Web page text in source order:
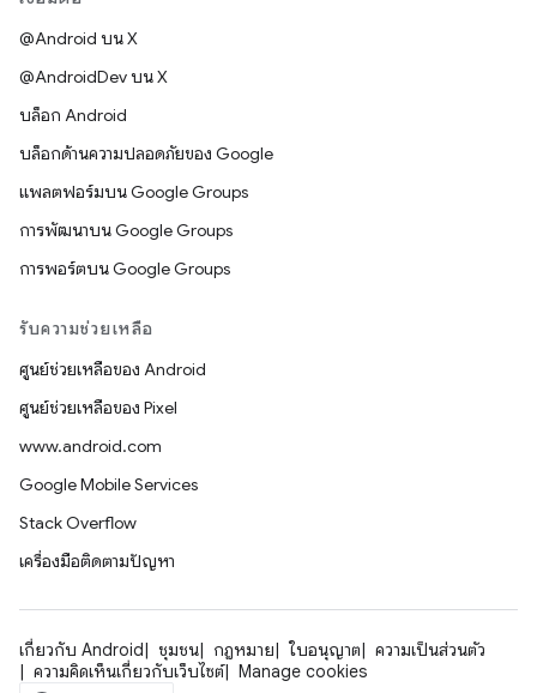
@Android บน X
@AndroidDev บน X
บล็อก Android
บล็อกด้านความปลอดภัยของ Google
แพลตฟอร์มบน Google Groups
การพัฒนาบน Google Groups
การพอร์ตบน Google Groups
รับความช่วยเหลือ
ศูนย์ช่วยเหลือของ Android
ศูนย์ช่วยเหลือของ Pixel
www.android.com
Google Mobile Services
Stack Overflow
เครื่องมือติดตามปัญหา
เกี่ยวกับ Android ชุมชน กฎหมาย ใบอนุญาต
ความเป็นส่วนตัว
ความคิดเห็นเกี่ยวกับเว็บไซต์
Manage cookies